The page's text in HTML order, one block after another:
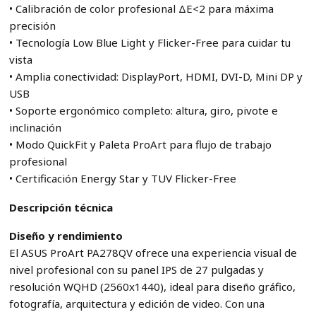
• Calibración de color profesional ΔE<2 para máxima
precisión
• Tecnología Low Blue Light y Flicker-Free para cuidar tu
vista
• Amplia conectividad: DisplayPort, HDMI, DVI-D, Mini DP y
USB
• Soporte ergonómico completo: altura, giro, pivote e
inclinación
• Modo QuickFit y Paleta ProArt para flujo de trabajo
profesional
• Certificación Energy Star y TUV Flicker-Free
Descripción técnica
Diseño y rendimiento
El ASUS ProArt PA278QV ofrece una experiencia visual de
nivel profesional con su panel IPS de 27 pulgadas y
resolución WQHD (2560x1440), ideal para diseño gráfico,
fotografía, arquitectura y edición de video. Con una